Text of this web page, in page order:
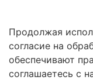
Магазин мир
Продолжая
согласие на
обеспечивают
соглашаетесь с